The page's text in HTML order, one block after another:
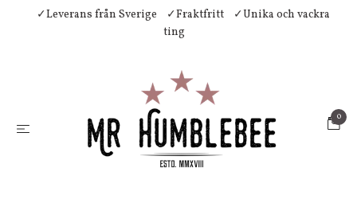
✓Leverans från Sverige ✓Fraktfritt
✓Unika och vackra
ting
0